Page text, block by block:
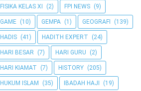
FISIKA KELAS XI (2) FPI NEWS (9)
GAME (10) GEMPA (1) GEOGRAFI (139)
HADIS (41) HADITH EXPERT (24)
HARI BESAR (7) HARI GURU (2)
HARI KIAMAT (7) HISTORY (205)
HUKUM ISLAM (35) IBADAH HAJI (19)